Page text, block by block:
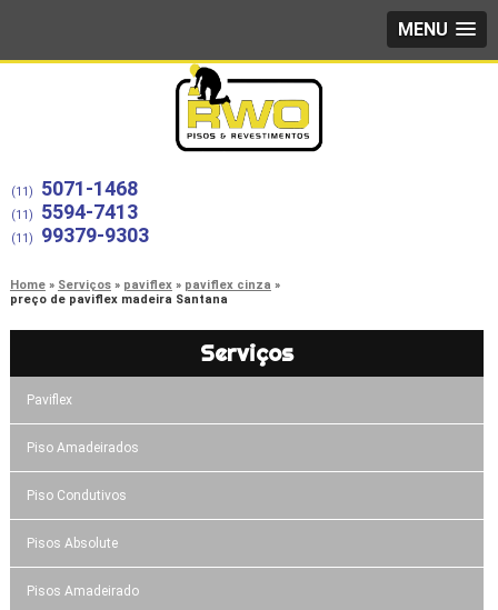
MENU
(11) 5071-1468
(11) 5594-7413
(11) 99379-9303
Home Serviços paviflex
paviflex cinza
preço de paviflex madeira Santana
Serviços
Paviflex
Piso Amadeirados
Piso Condutivos
Pisos Absolute
Pisos Amadeirado